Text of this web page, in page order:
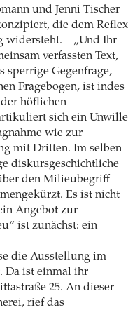
und Jenni Tischer
die dem Reflex
widersteht. – „Und Ihr
verfassten Text,
sperrige Gegenfrage,
Fragebogen, ist indes
höflichen
sich ein Unwille
wie zur
mit Dritten. Im selben
diskursgeschichtliche
den Milieubegriff
Es ist nicht
Angebot zur
ist zunächst: ein
die Ausstellung im
Da ist einmal ihr
25. An dieser
rief das